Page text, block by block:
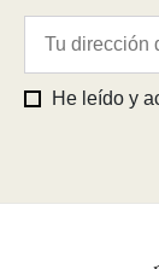
He leído y